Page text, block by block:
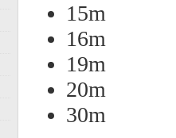
15m
16m
19m
20m
30m